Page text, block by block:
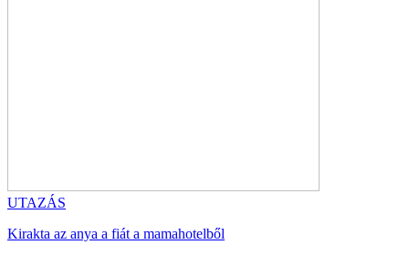
UTAZÁS
Kirakta az anya a fiát a mamahotelből